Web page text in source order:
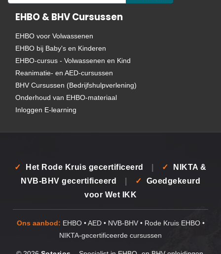
EHBO & BHV Cursussen
EHBO voor Volwassenen
EHBO bij Baby's en Kinderen
EHBO-cursus - Volwassenen en Kind
Reanimatie- en AED-cursussen
BHV Cursussen (Bedrijfshulpverlening)
Onderhoud van EHBO-materiaal
Inloggen E-learning
✓ Het Rode Kruis gecertificeerd ✓
NIKTA &
NVB-BHV gecertificeerd
✓
Goedgekeurd
voor Wet IKK
Ons aanbod: EHBO • AED • NVB-BHV • Rode Kruis EHBO •
NIKTA-gecertificeerde cursussen